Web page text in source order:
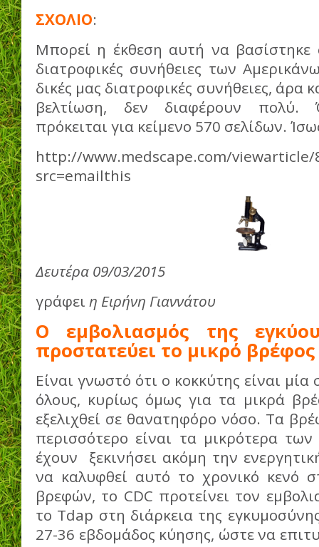
ΣΧΟΛΙΟ:
Μπορεί η έκθεση αυτή να βασίστηκε
διατροφικές συνήθειες των
δικές μας διατροφικές συνήθειες, άρα
βελτίωση, δεν διαφέρουν πολύ.
πρόκειται για κείμενο 570 σελίδων.
http://www.medscape.com/viewarticle/
src=emailthis
Δευτέρα 09/03/2015
γράφει η Ειρήνη Γιαννάτου
Ο εμβολιασμός της
προστατεύει το μικρό βρέφος
Είναι γνωστό ότι ο κοκκύτης είναι
όλους, κυρίως όμως για τα μικρά
εξελιχθεί σε θανατηφόρο νόσο. Τα
περισσότερο είναι τα μικρότερα
έχουν ξεκινήσει ακόμη την
να καλυφθεί αυτό το χρονικό κενό
βρεφών, το CDC προτείνει τον
το Tdap στη διάρκεια της
27-36 εβδομάδος κύησης, ώστε να